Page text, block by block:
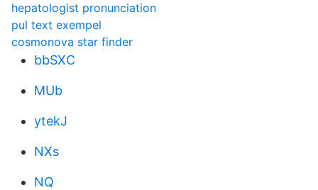
hepatologist pronunciation
pul text exempel
cosmonova star finder
bbSXC
MUb
ytekJ
NXs
NQ